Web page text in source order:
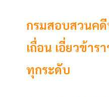
กรมสอบสวนค
เถื่อน เอี่ยวข้า
ทุกระดับ